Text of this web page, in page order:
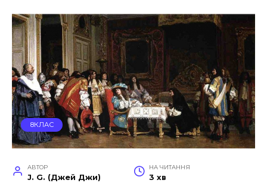
8КЛАС
АВТОР
J. G. (Джей Джи)
НА ЧИТАННЯ
3 хв